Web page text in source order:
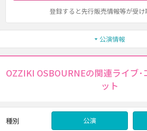
登録すると先行販売情報等が受け
公演情報
OZZIKI OSBOURNEの関連ライブ
ット
種別 公演